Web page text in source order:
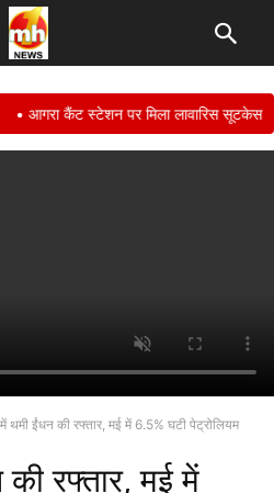
• आगरा कैंट स्टेशन पर मिला लावारिस सूटकेस,
थमी ईंधन की रफ्तार, मई में 6.5% घटी पेट्रोलियम
रफ्तार, मई में